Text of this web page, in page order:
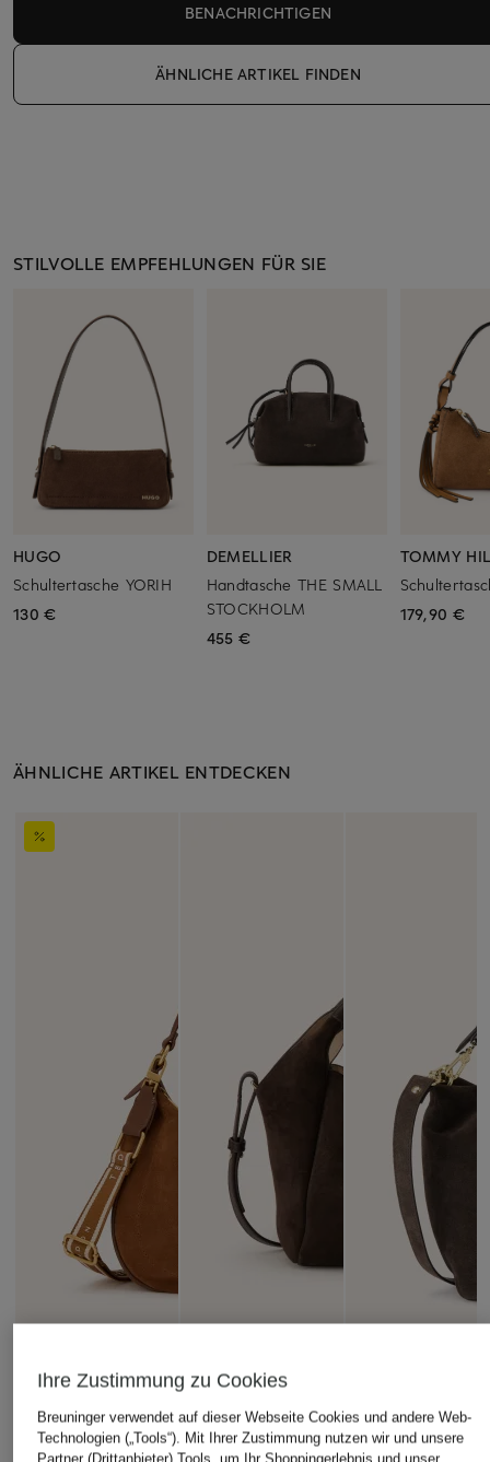
BENACHRICHTIGEN
ÄHNLICHE ARTIKEL FINDEN
STILVOLLE EMPFEHLUNGEN FÜR SIE
HUGO
Schultertasche YORIH
130 €
DEMELLIER
Handtasche THE SMALL
STOCKHOLM
455 €
TOMMY
179,90 €
ÄHNLICHE ARTIKEL ENTDECKEN
TED BAKER AIGNER abro
Ihre Zustimmung zu Cookies
Breuninger verwendet auf dieser Webseite Cookies und andere Web-
Technologien („Tools“). Mit Ihrer Zustimmung nutzen wir und unsere
Partner (Drittanbieter) Tools, um Ihr Shoppingerlebnis und unser